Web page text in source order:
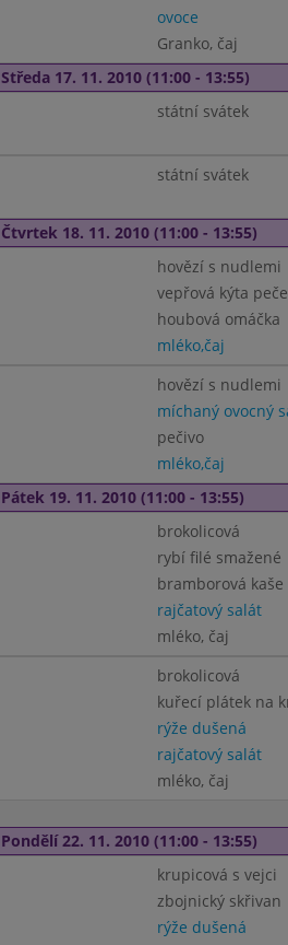
ovoce
Granko, čaj
Středa 17. 11. 2010 (11:00 - 13:55)
státní svátek
státní svátek
Čtvrtek 18. 11. 2010 (11:00 - 13:55)
hovězí s nudlemi
vepřová kýta
houbová omáčka
mléko,čaj
hovězí s nudlemi
míchaný ovocný
pečivo
mléko,čaj
Pátek 19. 11. 2010 (11:00 - 13:55)
brokolicová
rybí filé smažené
bramborová kaše
rajčatový salát
mléko, čaj
brokolicová
kuřecí plátek na
rýže dušená
rajčatový salát
mléko, čaj
Pondělí 22. 11. 2010 (11:00 - 13:55)
krupicová s vejci
zbojnický skřivan
rýže dušená